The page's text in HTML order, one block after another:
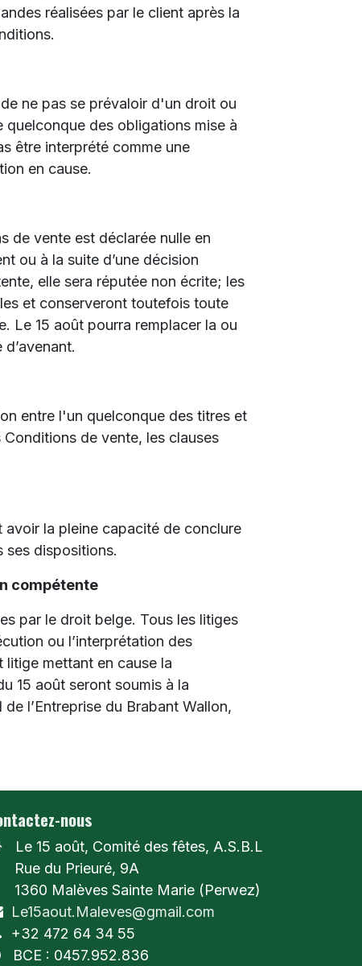
réalisées par le client après la
ne pas se prévaloir d'un droit ou
quelconque des obligations mise à
être interprété comme une
en cause.
de vente est déclarée nulle en
ou à la suite d’une décision
elle sera réputée non écrite; les
et conserveront toutefois toute
Le 15 août pourra remplacer la ou
entre l'un quelconque des titres et
de vente, les clauses
avoir la pleine capacité de conclure
ses dispositions.
compétente
par le droit belge. Tous les litiges
ou l’interprétation des
mettant en cause la
15 août seront soumis à la
l’Entreprise du Brabant Wallon,
nous
Le 15 août, Comité des fêtes, A.S.B.L
du Prieuré, 9A
Malèves Sainte Marie (Perwez)
Le15aout.Maleves@gmail.com
+32 472 64 34 55
BCE : 0457.952.836